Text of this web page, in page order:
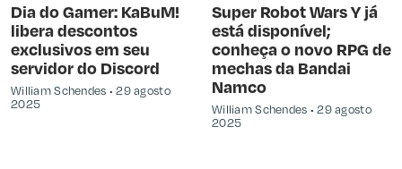
Dia do Gamer: KaBuM!
libera descontos
exclusivos em seu
servidor do Discord
William Schendes
29 agosto
2025
Super Robot Wars Y já
está disponível;
conheça o novo RPG de
mechas da Bandai
Namco
William Schendes
29 agosto
2025